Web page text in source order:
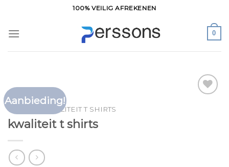
inhoud
100% VEILIG AFREKENEN
0
Aanbieding!
HOME KWALITEIT T SHIRTS
kwaliteit t shirts